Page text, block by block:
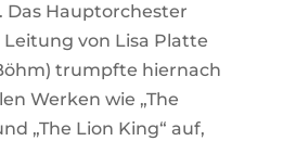
Das Hauptorchester
Leitung von Lisa Platte
trumpfte hiernach
Werken wie „The
„The Lion King“ auf,